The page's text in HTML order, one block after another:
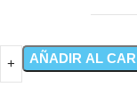
AÑADIR AL